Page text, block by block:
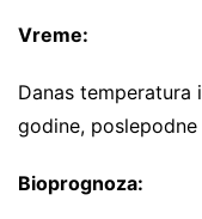
Vreme:
Danas
godine,
Bioprognoza: